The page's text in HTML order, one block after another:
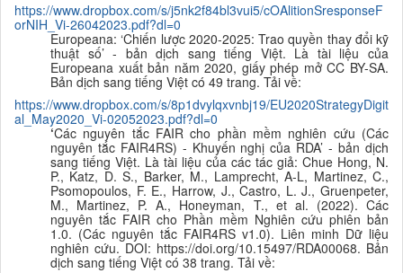
https://www.dropbox.com/s/j5nk2f84bl3vui5/cOAlitionSresponseF
orNIH_Vi-26042023.pdf?dl=0
Europeana: ‘Chiến lược 2020-2025: Trao quyền thay đổi kỹ
thuật số’ - bản dịch sang tiếng Việt. Là tài liệu của
Europeana xuất bản năm 2020, giấy phép mở CC BY-SA.
Bản dịch sang tiếng Việt có 49 trang. Tải về:
https://www.dropbox.com/s/8p1dvylqxvnbj19/EU2020StrategyDigit
al_May2020_Vi-02052023.pdf?dl=0
‘Các nguyên tắc FAIR cho phần mềm nghiên cứu (Các
nguyên tắc FAIR4RS) - Khuyến nghị của RDA’ - bản dịch
sang tiếng Việt. Là tài liệu của các tác giả: Chue Hong, N.
P., Katz, D. S., Barker, M., Lamprecht, A-L, Martinez, C.,
Psomopoulos, F. E., Harrow, J., Castro, L. J., Gruenpeter,
M., Martinez, P. A., Honeyman, T., et al. (2022). Các
nguyên tắc FAIR cho Phần mềm Nghiên cứu phiên bản
1.0. (Các nguyên tắc FAIR4RS v1.0). Liên minh Dữ liệu
nghiên cứu. DOI: https://doi.org/10.15497/RDA00068. Bản
dịch sang tiếng Việt có 38 trang. Tải về: